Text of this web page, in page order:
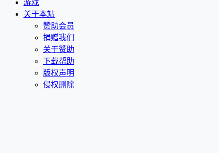
游戏
关于本站
赞助会员
捐赠我们
关于赞助
下载帮助
版权声明
侵权删除